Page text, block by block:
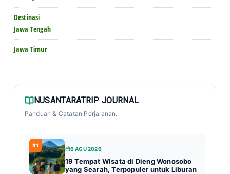
Destinasi
Jawa Tengah
Jawa Timur
NUSANTARATRIP JOURNAL
Panduan & Catatan Perjalanan.
#1
6 AGU 2026
19 Tempat Wisata di Dieng Wonosobo
yang Searah, Terpopuler untuk Liburan